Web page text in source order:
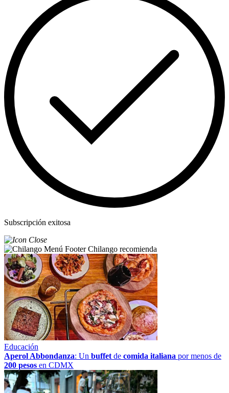
Subscripción exitosa
Chilango recomienda
Educación
Aperol Abbondanza: Un buffet de comida italiana por menos de
200 pesos en CDMX